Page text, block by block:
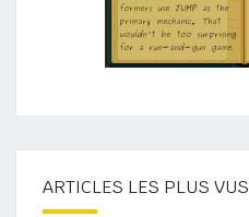
ARTICLES LES PLUS VUS